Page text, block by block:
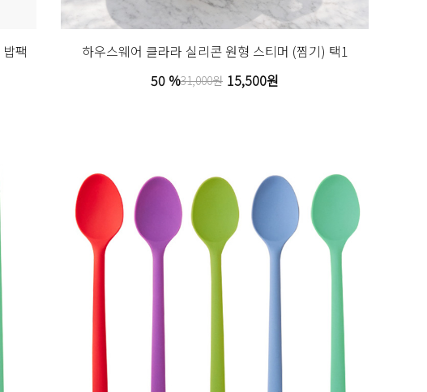
팩
하우스웨어 클라라 실리콘 원형 스티머 (찜기) 택1
50 %31,000원 15,500원